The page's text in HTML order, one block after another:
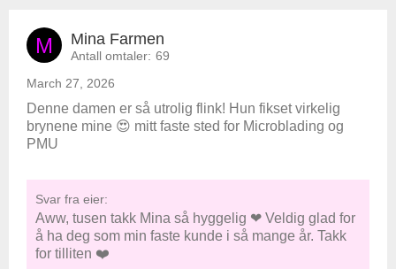
M Mina Farmen
Antall omtaler: 69
March 27, 2026
Denne damen er så utrolig flink! Hun fikset virkelig
brynene mine 😍 mitt faste sted for Microblading og
PMU
Svar fra eier:
Aww, tusen takk Mina så hyggelig ❤ Veldig glad for
å ha deg som min faste kunde i så mange år. Takk
for tilliten ❤️